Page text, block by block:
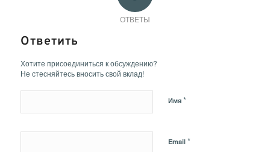
ОТВЕТЫ
Ответить
Хотите присоединиться к обсуждению?
Не стесняйтесь вносить свой вклад!
Имя *
Email *